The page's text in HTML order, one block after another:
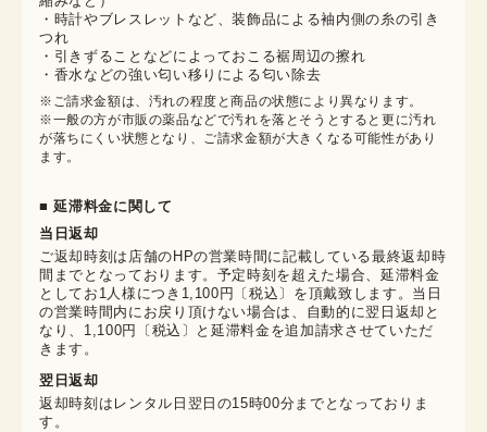
・時計やブレスレットなど、装飾品による袖内側の糸の引き
つれ
・引きずることなどによっておこる裾周辺の擦れ
・香水などの強い匂い移りによる匂い除去
※ご請求金額は、汚れの程度と商品の状態により異なります。
※一般の方が市販の薬品などで汚れを落とそうとすると更に汚れ
が落ちにくい状態となり、ご請求金額が大きくなる可能性があり
ます。
■ 延滞料金に関して
当日返却
ご返却時刻は店舗のHPの営業時間に記載している最終返却時
間までとなっております。予定時刻を超えた場合、延滞料金
としてお1人様につき1,100円〔税込〕を頂戴致します。当日
の営業時間内にお戻り頂けない場合は、自動的に翌日返却と
なり、1,100円〔税込〕と延滞料金を追加請求させていただ
きます。
翌日返却
返却時刻はレンタル日翌日の15時00分までとなっておりま
す。